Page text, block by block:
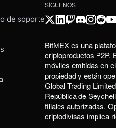
de soporte
SÍGUENOS
BitMEX es una
criptoproductos P2P.
móviles emitidas en
propiedad y están
Global Trading
República de
filiales autorizadas.
criptodivisas implica